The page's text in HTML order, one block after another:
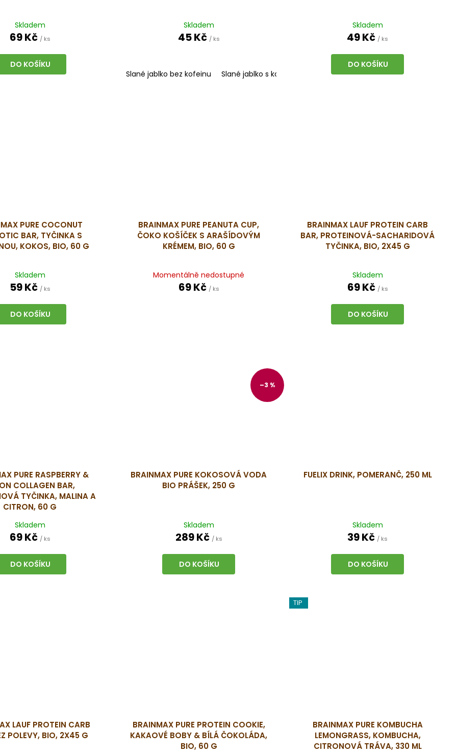
Skladem
69 Kč / ks
DO KOŠÍKU
Skladem
45 Kč / ks
Slané jablko bez kofeinu Slané jablko s kofeinem
Skladem
49 Kč / ks
DO KOŠÍKU
PURE COCONUT
BAR, TYČINKA S
KOKOS, BIO, 60 G
Skladem
59 Kč / ks
DO KOŠÍKU
BRAINMAX PURE PEANUTA CUP,
ČOKO KOŠÍČEK S ARAŠÍDOVÝM
KRÉMEM, BIO, 60 G
Momentálně nedostupné
69 Kč / ks
BRAINMAX LAUF PROTEIN CARB
BAR, PROTEINOVÁ-SACHARIDOVÁ
TYČINKA, BIO, 2X45 G
Skladem
69 Kč / ks
DO KOŠÍKU
PURE RASPBERRY &
COLLAGEN BAR,
TYČINKA, MALINA A
CITRON, 60 G
Skladem
69 Kč / ks
DO KOŠÍKU
–3 %
BRAINMAX PURE KOKOSOVÁ VODA
BIO PRÁŠEK, 250 G
Skladem
289 Kč / ks
DO KOŠÍKU
FUELIX DRINK, POMERANČ, 250 ML
Skladem
39 Kč / ks
DO KOŠÍKU
LAUF PROTEIN CARB
POLEVY, BIO, 2X45 G
BRAINMAX PURE PROTEIN COOKIE,
KAKAOVÉ BOBY & BÍLÁ ČOKOLÁDA,
BIO, 60 G
TIP
BRAINMAX PURE KOMBUCHA
LEMONGRASS, KOMBUCHA,
CITRONOVÁ TRÁVA, 330 ML